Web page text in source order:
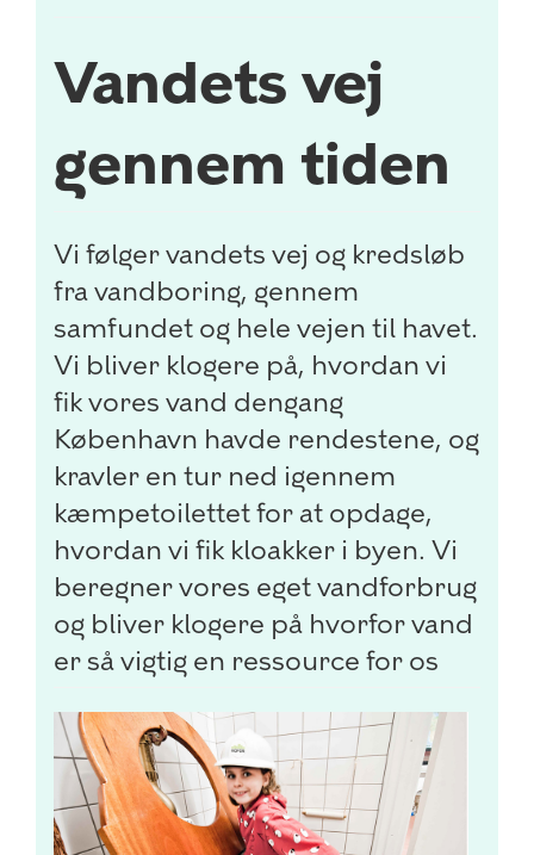
Vandets vej
gennem tiden
Vi følger vandets vej og kredsløb
fra vandboring, gennem
samfundet og hele vejen til havet.
Vi bliver klogere på, hvordan vi
fik vores vand dengang
København havde rendestene, og
kravler en tur ned igennem
kæmpetoilettet for at opdage,
hvordan vi fik kloakker i byen. Vi
beregner vores eget vandforbrug
og bliver klogere på hvorfor vand
er så vigtig en ressource for os